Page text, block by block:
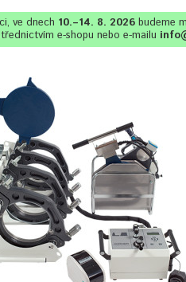
ve dnech 10.–14. 8. 2026budeme
e-shopu nebo e-mailu